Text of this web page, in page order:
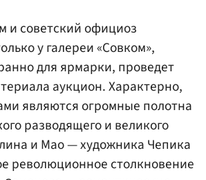
и советский официоз
у галереи «Совком»,
для ярмарки, проведет
аукцион. Характерно,
являются огромные полотна
разводящего и великого
и Мао — художника Чепика
революционное столкновение